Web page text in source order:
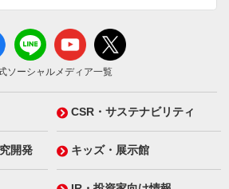
ソーシャルメディア一覧
CSR・サステナビリティ
開発 キッズ・展示館